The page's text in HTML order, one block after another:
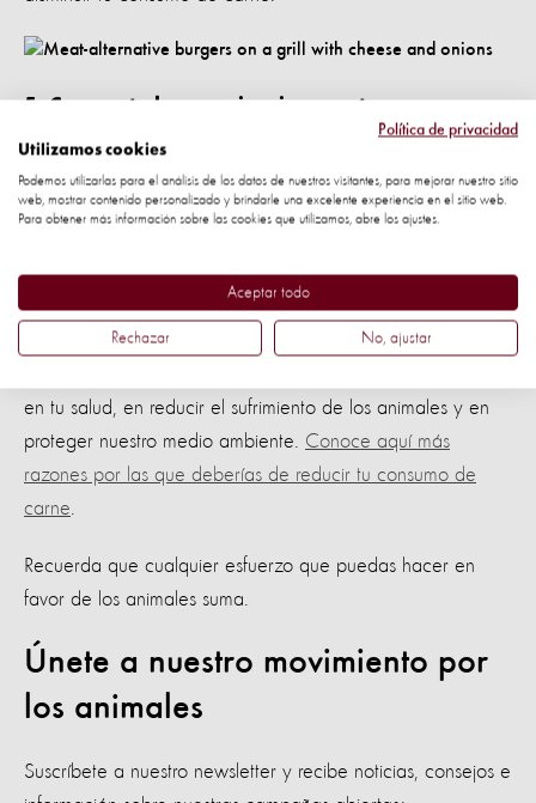
5. Comparte la experiencia con otras personas
Prueba reducir tu consumo de carne con amigos, tu pareja,
familia… Pueden probar nuevas recetas o restaurantes,
en tu salud, en reducir el sufrimiento de los animales y en
proteger nuestro medio ambiente. Conoce aquí más
razones por las que deberías de reducir tu consumo de
carne
Recuerda que cualquier esfuerzo que puedas hacer en
favor de los animales suma.
Únete a nuestro movimiento por
los animales
Suscríbete a nuestro newsletter y recibe noticias, consejos e
Política de privacidad
Utilizamos cookies
Podemos utilizarlas para el análisis de los datos de nuestros visitantes, para mejorar nuestro sitio
web, mostrar contenido personalizado y brindarle una excelente experiencia en el sitio web.
Para obtener más información sobre las cookies que utilizamos, abre los ajustes.
Aceptar todo
Rechazar No, ajustar